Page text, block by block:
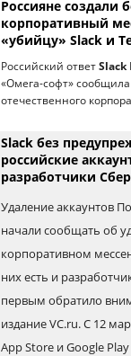
Россияне создали
корпоративный
«убийцу» Slack и
Российский ответ Slack
«Омега-софт» сообщила
отечественного
Slack без
российские
разработчики
Удаление аккаунтов
начали сообщать об
корпоративном
них есть и
первым обратило
издание VC.ru. С 12
App Store и Google